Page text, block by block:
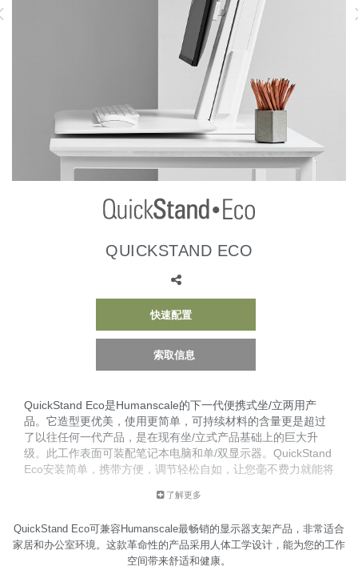
Opens
to
Facebook
Opens
to
Twitter
Opens
to
Linkedin
Opens
to
Instagram
Opens
to
Humanscale
Blog
Opens
Pinterest
Opens
to
YouTube
Opens
to
WeChat
Opens
to
Weibo
QUICKSTAND ECO
快速配置
索取信息
QuickStand Eco是Humanscale的下一代便携式坐/立两用产
品。它造型更优美，使用更简单，可持续材料的含量更是超过
了以往任何一代产品，是在现有坐/立式产品基础上的巨大升
级。此工作表面可装配笔记本电脑和单/双显示器。QuickStand
Eco安装简单，携带方便，调节轻松自如，让您毫不费力就能将
了解更多
QuickStand Eco可兼容Humanscale最畅销的显示器支架产品，非常适合
家居和办公室环境。这款革命性的产品采用人体工学设计，能为您的工作
空间带来舒适和健康。